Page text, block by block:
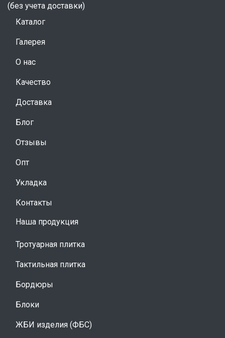
(без учета доставки)
Каталог
Галерея
О нас
Качество
Доставка
Блог
Отзывы
Опт
Укладка
Контакты
Наша продукция
Тротуарная плитка
Тактильная плитка
Бордюры
Блоки
ЖБИ изделия (ФБС)